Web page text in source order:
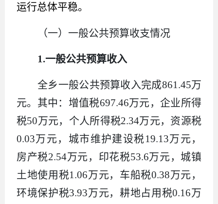
运行总体平稳。
（一）一般公共预算收支情况
1.一般公共预算收入
全乡一般公共预算收入完成861.45万
元。其中：增值税697.46万元，企业所得
税50万元，个人所得税2.34万元，资源税
0.03万元，城市维护建设税 19.13万元，
房产税2.54万元，印花税53.6万元，城镇
土地使用税1.06万元，车船税0.38万元，
环境保护税3.93万元，耕地占用税0.16万